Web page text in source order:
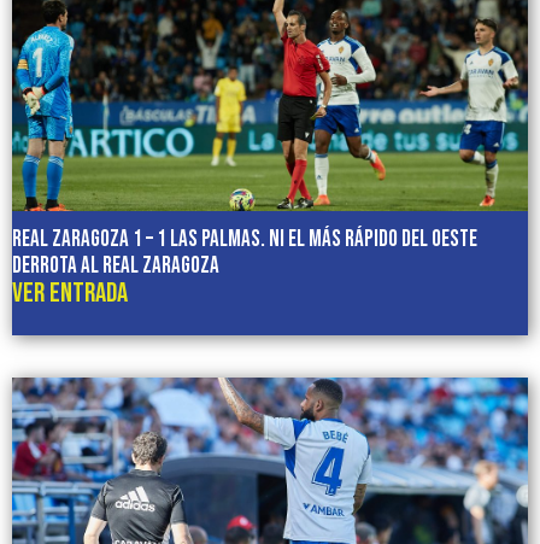
REAL ZARAGOZA 1 – 1 LAS PALMAS. NI EL MÁS RÁPIDO DEL OESTE
DERROTA AL REAL ZARAGOZA
VER ENTRADA